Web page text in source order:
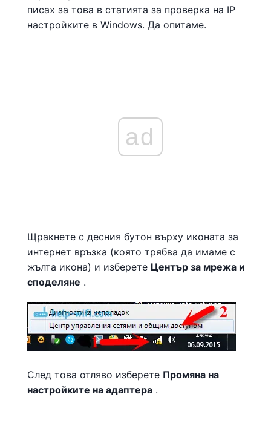
писах за това в статията за проверка на IP
настройките в Windows. Да опитаме.
ad
Щракнете с десния бутон върху иконата за
интернет връзка (която трябва да имаме с
жълта икона) и изберете Център за мрежа и
споделяне .
След това отляво изберете Промяна на
настройките на адаптера .